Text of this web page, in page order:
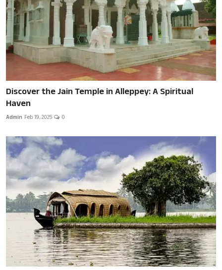
Discover the Jain Temple in Alleppey: A Spiritual
Haven
Admin Feb 19, 2025 0